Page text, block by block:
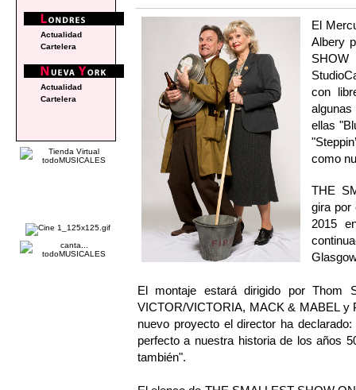
El
Albery
con
ellas
como
THE
gira por
2015
El montaje estará dirigido por Thom
VICTOR/VICTORIA, MACK & MABEL y
nuevo proyecto el director ha
perfecto a nuestra historia de los años
también".
Actualidad
Cartelera
Actualidad
Cartelera